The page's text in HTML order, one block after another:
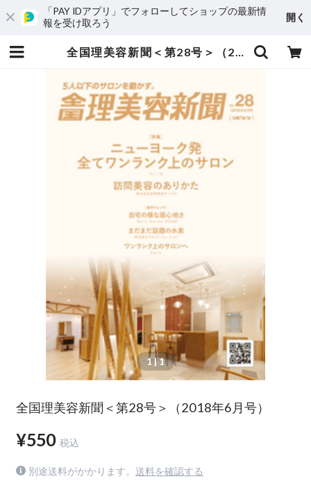
「PAY IDアプリ」でフォローしてショップの最新情
報を受け取ろう
開く
全国理美容新聞＜第28号＞（2018年6月号） | 全国理美容新聞〈リビシン〉-ONLINE SHOP
1| 1
全国理美容新聞＜第28号＞（2018年6月号）
¥550 税込
別途送料がかかります。 送料を確認する